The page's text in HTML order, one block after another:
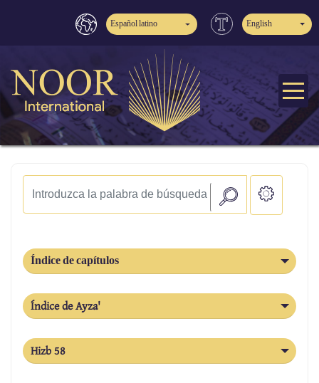
Español latino English
Índice de capítulos
Índice de Ayza'
Hizb 58